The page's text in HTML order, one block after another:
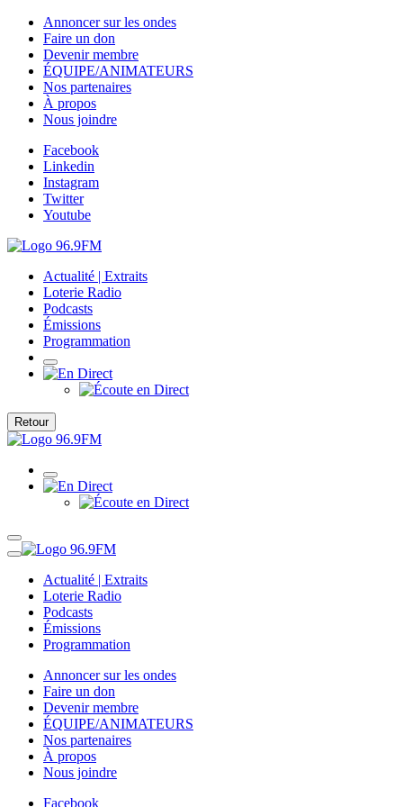
Annoncer sur les ondes
Faire un don
Devenir membre
ÉQUIPE/ANIMATEURS
Nos partenaires
À propos
Nous joindre
Facebook
Linkedin
Instagram
Twitter
Youtube
Actualité | Extraits
Loterie Radio
Podcasts
Émissions
Programmation
Retour
Actualité | Extraits
Loterie Radio
Podcasts
Émissions
Programmation
Annoncer sur les ondes
Faire un don
Devenir membre
ÉQUIPE/ANIMATEURS
Nos partenaires
À propos
Nous joindre
Facebook